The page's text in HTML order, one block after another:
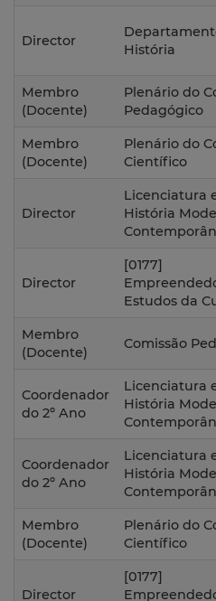
Director
História
Membro
(Docente)
Plenário do
Pedagógico
Membro
(Docente)
Plenário do
Científico
Director
Licenciatura
História
Director
[0177]
Estudos da
Membro
(Docente)
Comissão
Coordenador
do 2º Ano
Licenciatura
História
Coordenador
do 2º Ano
Licenciatura
História
Membro
(Docente)
Plenário do
Científico
Director
[0177]